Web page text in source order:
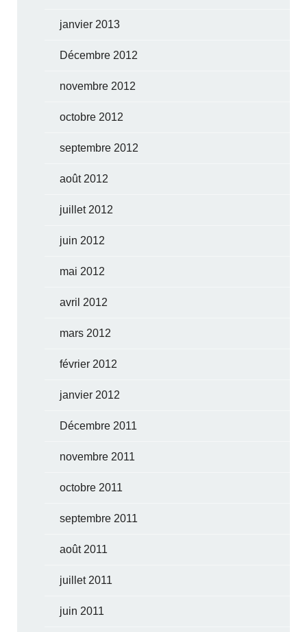
janvier 2013
Décembre 2012
novembre 2012
octobre 2012
septembre 2012
août 2012
juillet 2012
juin 2012
mai 2012
avril 2012
mars 2012
février 2012
janvier 2012
Décembre 2011
novembre 2011
octobre 2011
septembre 2011
août 2011
juillet 2011
juin 2011